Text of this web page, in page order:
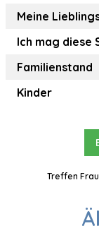
Meine
Ich mag diese
Familienstand
Kinder
Treffen